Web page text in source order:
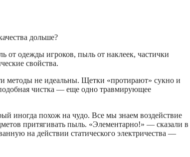
дольше?
одежды игроков, пыль от наклеек, частички
свойства.
методы не идеальны. Щетки «протирают» сукно и
чистка — еще одно травмирующее
иногда похож на чудо. Все мы знаем воздействие
притягивать пыль. «Элементарно!» — сказали в
на действии статического электричества —